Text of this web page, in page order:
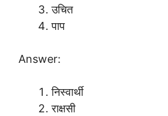
उचित
पाप
Answer:
निस्वार्थी
राक्षसी